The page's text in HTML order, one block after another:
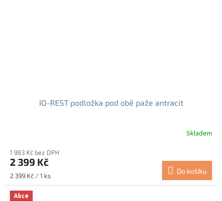
IO-REST podložka pod obě paže antracit
Skladem
1 983 Kč bez DPH
2 399 Kč
Měrná
cena:
2 399 Kč / 1 ks
Do košíku
Akce